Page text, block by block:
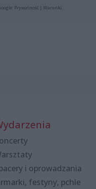
Prywatność| Warunki
i oprowadzania
festyny, pchle